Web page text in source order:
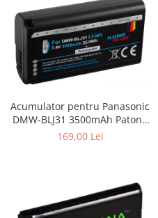
Acumulator pentru Panasonic
DMW-BLJ31 3500mAh Patona
Platinum
169,00 Lei